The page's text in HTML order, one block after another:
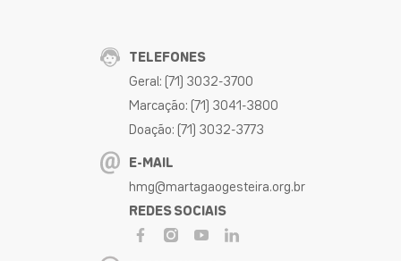
TELEFONES
Geral: (71) 3032-3700
Marcação: (71) 3041-3800
Doação: (71) 3032-3773
E-MAIL
hmg@martagaogesteira.org.br
REDES SOCIAIS